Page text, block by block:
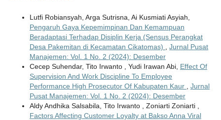
Lutfi Robiansyah, Arga Sutrisna, Ai Kusmiati Asyiah,
Pengaruh Gaya Kepemimpinan Dan Kemampuan
Beradaptasi Terhadap Disiplin Kerja (Sensus Perangkat
Desa Pakemitan di Kecamatan Cikatomas)
Jurnal Pusat
Manajemen: Vol. 1 No. 2 (2024): Desember
Cecep Suhendar, Tito Irwanto , Yudi Irawan Abi, Effect Of
Supervision And Work Discipline To Employee
Performance High Prosecutor Of Kabupaten Kaur
Jurnal
Pusat Manajemen: Vol. 1 No. 2 (2024): Desember
Aldy Andhika Salsabila, Tito Irwanto , Zoniarti Zoniarti ,
Factors Affecting Customer Loyalty at Bakso Anna Viral